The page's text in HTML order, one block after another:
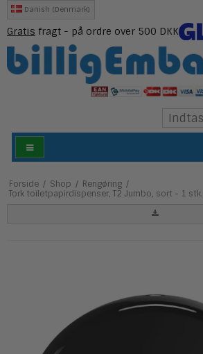
Danish (Denmark)
Gratis fragt - på ordre over 500 DKK
Forside / Shop / Rengøring /
Tork toiletpapirdispenser, T2 Jumbo, sort - 1 stk.